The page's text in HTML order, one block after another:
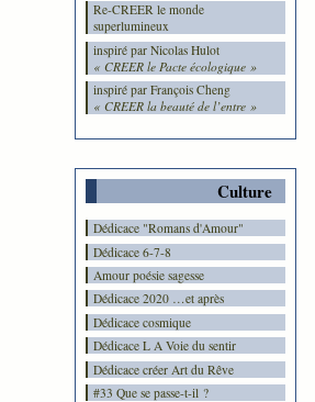
Re-CREER le monde
superlumineux
inspiré par Nicolas Hulot
« CREER le Pacte écologique »
inspiré par François Cheng
« CREER la beauté de l’entre »
Culture
Dédicace "Romans d'Amour"
Dédicace 6-7-8
Amour poésie sagesse
Dédicace 2020 …et après
Dédicace cosmique
Dédicace L A Voie du sentir
Dédicace créer Art du Rêve
#33 Que se passe-t-il ?